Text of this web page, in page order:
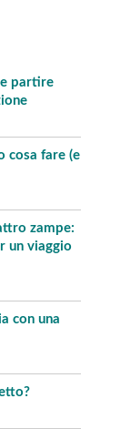
partire
cosa fare (e
zampe:
un viaggio
con una